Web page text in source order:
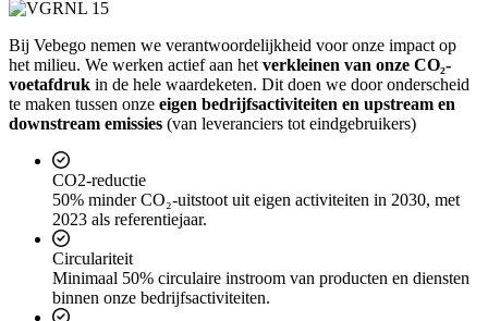
Bij Vebego nemen we verantwoordelijkheid voor onze impact op
het milieu. We werken actief aan het verkleinen van onze CO₂-
voetafdruk in de hele waardeketen. Dit doen we door onderscheid
te maken tussen onze eigen bedrijfsactiviteiten en upstream en
downstream emissies (van leveranciers tot eindgebruikers)
CO2-reductie
50% minder CO₂-uitstoot uit eigen activiteiten in 2030, met
2023 als referentiejaar.
Circulariteit
Minimaal 50% circulaire instroom van producten en diensten
binnen onze bedrijfsactiviteiten.